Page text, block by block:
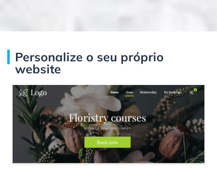
Personalize o seu próprio
website